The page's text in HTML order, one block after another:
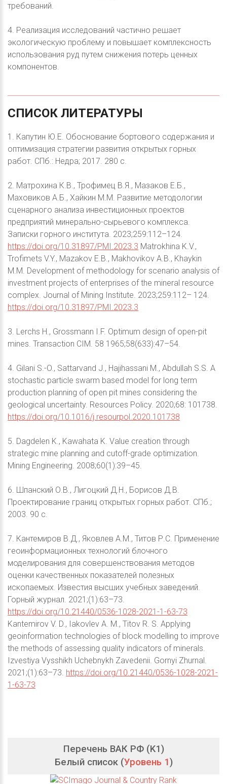
требований.
4. Реализация исследований частично решает
экологическую проблему и повышает комплексность
использования руд путем снижения потерь ценных
компонентов.
СПИСОК ЛИТЕРАТУРЫ
1. Капутин Ю.Е. Обоснование бортового содержания и
оптимизация стратегии развития открытых горных
работ. СПб.: Недра; 2017. 280 с.
2. Матрохина К.В., Трофимец В.Я., Мазаков Е.Б.,
Маховиков А.Б., Хайкин М.М. Развитие методологии
сценарного анализа инвестиционных проектов
предприятий минерально-сырьевого комплекса.
Записки горного института. 2023;259:112–124.
https://doi.org/10.31897/PMI.2023.3 Matrokhina K.V.,
Trofimets V.Y., Mazakov E.B., Makhovikov A.B., Khaykin
M.M. Development of methodology for scenario analysis of
investment projects of enterprises of the mineral resource
complex. Journal of Mining Institute. 2023;259:112– 124.
https://doi.org/10.31897/PMI.2023.3
3. Lerchs H., Grossmann I.F. Optimum design of open-pit
mines. Transaction CIM. 58 1965;58(633):47–54.
4. Gilani S.-O., Sattarvand J., Hajihassani M., Abdullah S.S. A
stochastic particle swarm based model for long term
production planning of open pit mines considering the
geological uncertainty. Resources Policy. 2020;68: 101738.
https://doi.org/10.1016/j.resourpol.2020.101738
5. Dagdelen K., Kawahata K. Value creation through
strategic mine planning and cutoff-grade optimization.
Mining Engineering. 2008;60(1):39–45.
6. Шпанский О.В., Лигоцкий Д.Н., Борисов Д.В.
Проектирование границ открытых горных работ. СПб.;
2003. 90 с.
7. Кантемиров В.Д., Яковлев А.М., Титов Р.С. Применение
геоинформационных технологий блочного
моделирования для совершенствования методов
оценки качественных показателей полезных
ископаемых. Известия высших учебных заведений.
Горный журнал. 2021;(1):63–73.
https://doi.org/10.21440/0536-1028-2021-1-63-73
Kantemirov V. D., Iakovlev A. M., Titov R. S. Applying
geoinformation technologies of block modelling to improve
the methods of assessing quality indicators of minerals.
Izvestiya Vysshikh Uchebnykh Zavedenii. Gornyi Zhurnal.
2021;(1):63–73. https://doi.org/10.21440/0536-1028-2021-
1-63-73
Перечень ВАК РФ (K1)
Белый список (Уровень 1)